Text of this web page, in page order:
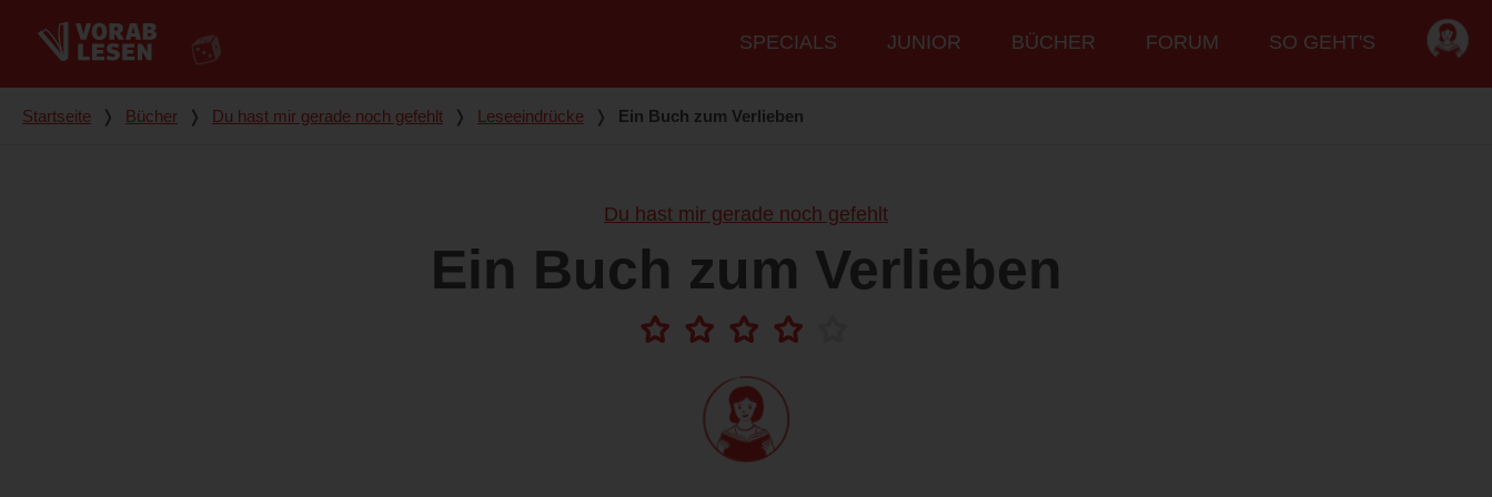
Hauptmenü
SPECIALS JUNIOR BÜCHER FORUM SO GEHT'S
Du bist hier
Startseite ❭ Bücher ❭ Du hast mir gerade noch gefehlt ❭ Leseeindrücke ❭ Ein Buch zum Verlieben
Du hast mir gerade noch gefehlt
Ein Buch zum Verlieben